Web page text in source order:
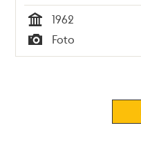
Tid
1962
Typ
Foto